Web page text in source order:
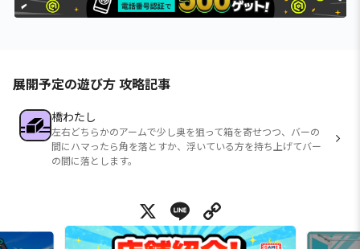
展開予定の遊び方 攻略記事
橋わたし
左右どちらかのアームで少し奥を狙って箱を寄せつつ、バーの
間にハマったら角を落とすか、浮いている方を持ち上げてバー
の間に落とします。
X Line